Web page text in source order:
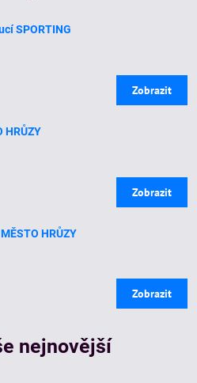
SPORTING
Zobrazit
HRŮZY
Zobrazit
HRŮZY
Zobrazit
nejnovější